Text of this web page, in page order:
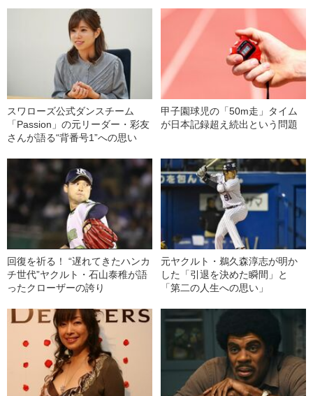
スワローズ公式ダンスチーム
「Passion」の元リーダー・彩友
さんが語る“背番号1”への思い
甲子園球児の「50m走」タイム
が日本記録超え続出という問題
回復を祈る！ “遅れてきたハンカ
チ世代”ヤクルト・石山泰稚が語
ったクローザーの誇り
元ヤクルト・鵜久森淳志が明か
した「引退を決めた瞬間」と
「第二の人生への思い」